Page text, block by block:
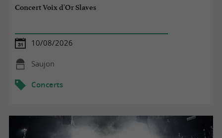
Concert Voix d'Or Slaves
10/08/2026
Saujon
Concerts